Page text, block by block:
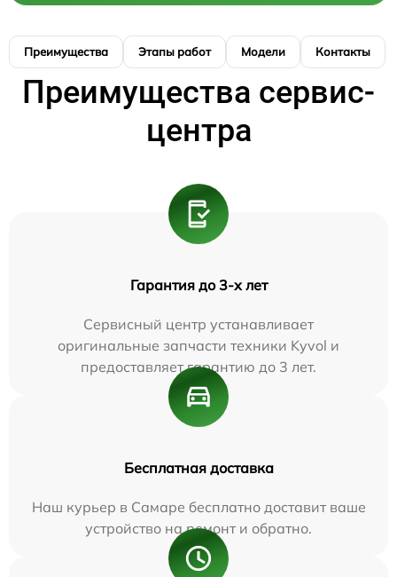
Преимущества Этапы работ Модели Контакты
Преимущества сервис-
центра
Гарантия до 3-х лет
Сервисный центр устанавливает
оригинальные запчасти техники Kyvol и
предоставляет гарантию до 3 лет.
Бесплатная доставка
Наш курьер в Самаре бесплатно доставит ваше
устройство на ремонт и обратно.